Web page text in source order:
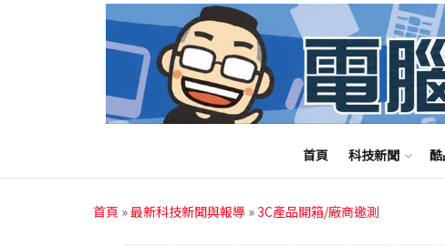
首頁 科技新聞
首頁 »最新科技新聞與報導 »3C產品開箱/廠商邀測